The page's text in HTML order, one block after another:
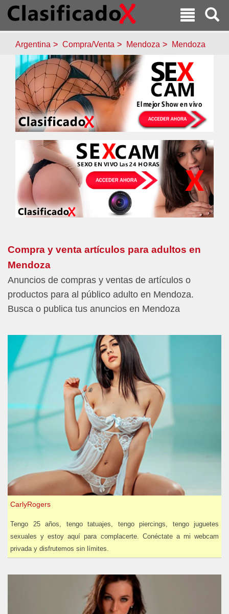
Argentina Compra/Venta Mendoza Mendoza
Compra y venta artículos para adultos en
Mendoza
Anuncios de compras y ventas de artículos o
productos para al público adulto en Mendoza.
Busca o publica tus anuncios en Mendoza
CarlyRogers
Tengo 25 años, tengo tatuajes, tengo piercings, tengo juguetes
sexuales y estoy aquí para complacerte. Conéctate a mi webcam
privada y disfrutemos sin límites.